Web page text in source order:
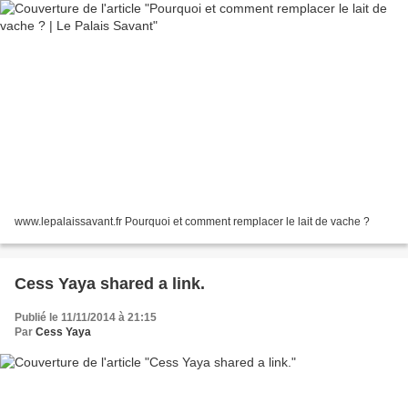
www.lepalaissavant.fr Pourquoi et comment remplacer le lait de vache ?
Cess Yaya shared a link.
Publié le 11/11/2014 à 21:15
Par Cess Yaya